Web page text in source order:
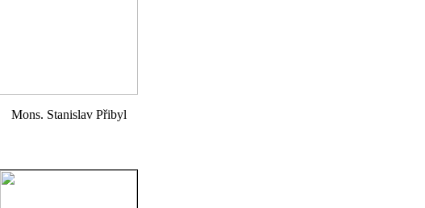
Mons. Stanislav Přibyl